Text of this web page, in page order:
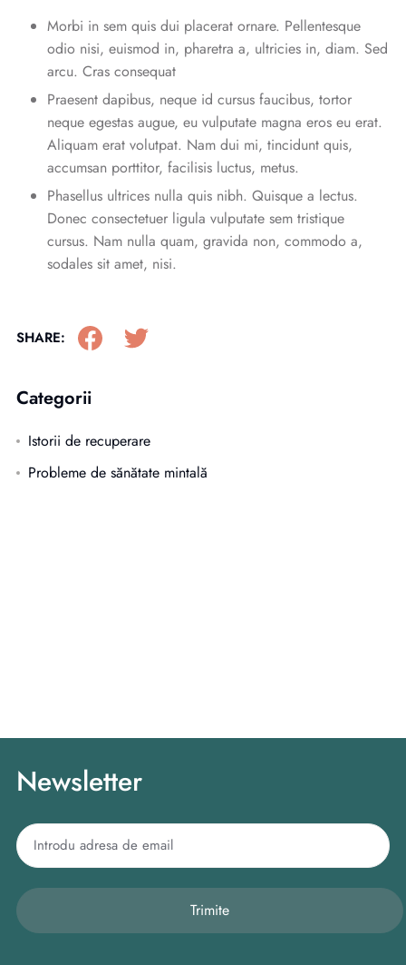
Morbi in sem quis dui placerat ornare. Pellentesque
odio nisi, euismod in, pharetra a, ultricies in, diam. Sed
arcu. Cras consequat
Praesent dapibus, neque id cursus faucibus, tortor
neque egestas augue, eu vulputate magna eros eu erat.
Aliquam erat volutpat. Nam dui mi, tincidunt quis,
accumsan porttitor, facilisis luctus, metus.
Phasellus ultrices nulla quis nibh. Quisque a lectus.
Donec consectetuer ligula vulputate sem tristique
cursus. Nam nulla quam, gravida non, commodo a,
sodales sit amet, nisi.
SHARE:
Categorii
Istorii de recuperare
Probleme de sănătate mintală
Newsletter
Trimite